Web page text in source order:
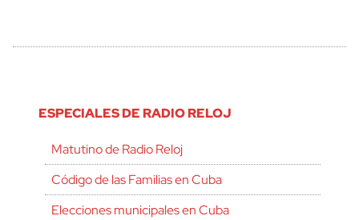
ESPECIALES DE RADIO RELOJ
Matutino de Radio Reloj
Código de las Familias en Cuba
Elecciones municipales en Cuba